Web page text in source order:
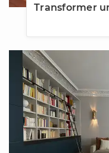
Transformer